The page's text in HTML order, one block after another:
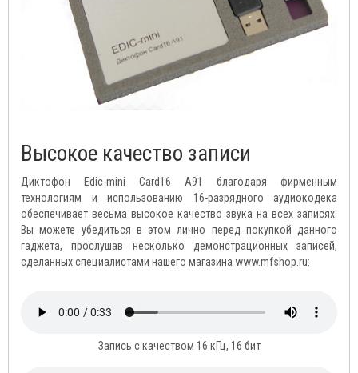
Высокое качество записи
Диктофон Edic-mini Card16 A91 благодаря фирменным
технологиям и использованию 16-разрядного аудиокодека
обеспечивает весьма высокое качество звука на всех записях.
Вы можете убедиться в этом лично перед покупкой данного
гаджета, прослушав несколько демонстрационных записей,
сделанных специалистами нашего магазина www.mfshop.ru:
Запись с качеством 16 кГц, 16 бит